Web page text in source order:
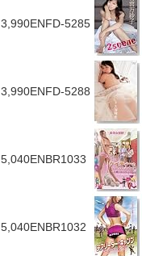
3,990ENFD-5285
3,990ENFD-5288
5,040ENBR1033
5,040ENBR1032